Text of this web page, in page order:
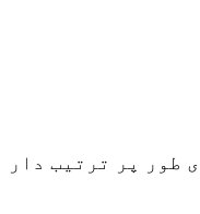
طور پر ترتیب دار